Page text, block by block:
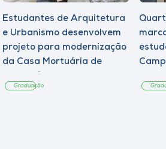
Estudantes de Arquitetura
e Urbanismo desenvolvem
projeto para modernização
da Casa Mortuária de
Graduação